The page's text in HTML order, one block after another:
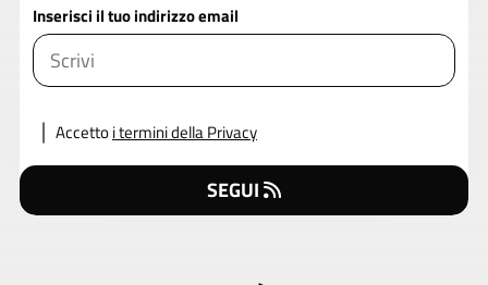
Inserisci il tuo indirizzo email
Accettoi termini della Privacy
SEGUI